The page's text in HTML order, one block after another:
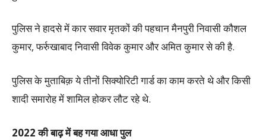
पुलिस ने हादसे में कार सवार मृतकों की पहचान मैनपुरी निवासी कौशल
कुमार, फर्रुखाबाद निवासी विवेक कुमार और अमित कुमार से की है.
पुलिस के मुताबिक़ ये तीनों सिक्योरिटी गार्ड का काम करते थे और किसी
शादी समारोह में शामिल होकर लौट रहे थे.
2022 की बाढ़ में बह गया आधा पुल